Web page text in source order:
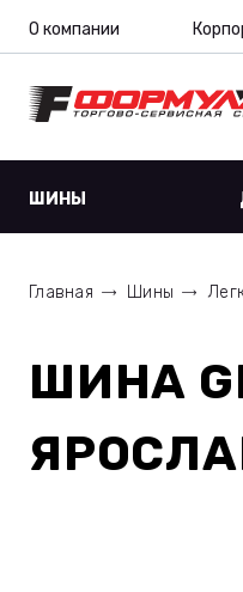
О компании
ШИНЫ
Главная Шины
ШИНА